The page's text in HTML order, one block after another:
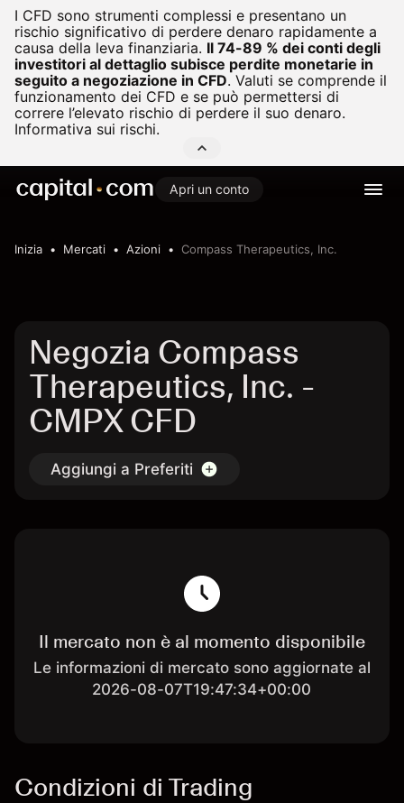
I CFD sono strumenti complessi e presentano un
rischio significativo di perdere denaro rapidamente a
causa della leva finanziaria. Il 74-89 % dei conti degli
investitori al dettaglio subisce perdite monetarie in
seguito a negoziazione in CFD. Valuti se comprende il
funzionamento dei CFD e se può permettersi di
correre l’elevato rischio di perdere il suo denaro.
Informativa sui rischi.
Apri un conto
Inizia Mercati Azioni Compass Therapeutics, Inc.
Negozia Compass
Therapeutics, Inc. -
CMPX CFD
Aggiungi a Preferiti
Il mercato non è al momento disponibile
Le informazioni di mercato sono aggiornate al
2026-08-07T19:47:34+00:00
Condizioni di Trading